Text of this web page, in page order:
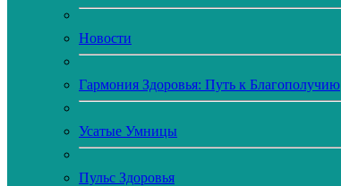
Новости
Гармония Здоровья: Путь к Благополучию
Усатые Умницы
Пульс Здоровья